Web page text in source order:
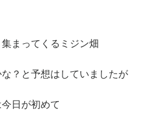
まってくるミジン畑
？と予想はしていましたが
日が初めて